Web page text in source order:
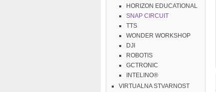
HORIZON EDUCATIONAL
SNAP CIRCUIT
TTS
WONDER WORKSHOP
DJI
ROBOTIS
GCTRONIC
INTELINO®
VIRTUALNA STVARNOST